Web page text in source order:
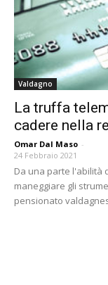
Valdagno
La truffa
cadere nella
Omar Dal Maso -
24 Febbraio 2021
Da una parte l'abilità
maneggiare gli
pensionato